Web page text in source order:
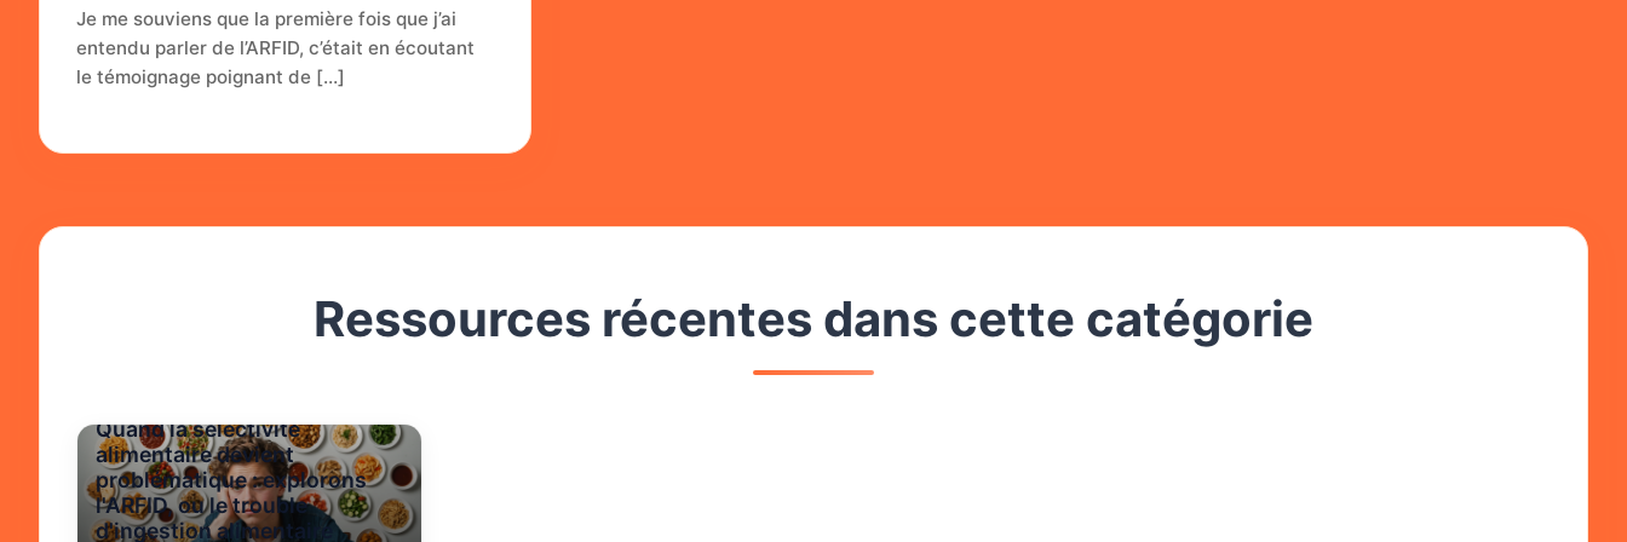
Je me souviens que la première fois que j’ai
entendu parler de l’ARFID, c’était en écoutant
le témoignage poignant de […]
Ressources récentes dans cette catégorie
Quand la sélectivité
alimentaire devient
problématique : explorons
l'ARFID, ou le trouble
d'ingestion alimentaire